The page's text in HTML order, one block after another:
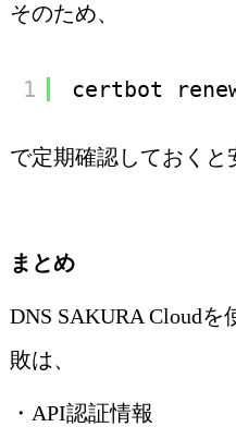
そのため、
1 certbot
で定期確認しておくと
まとめ
DNS SAKURA Cloudを
敗は、
・API認証情報